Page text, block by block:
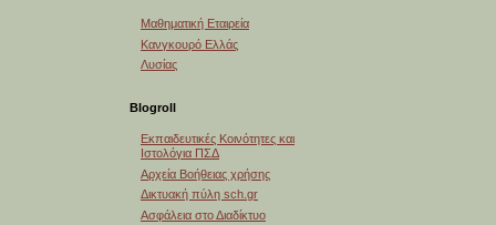
Μαθηματική Εταιρεία
Κανγκουρό Ελλάς
Λυσίας
Blogroll
Εκπαιδευτικές Κοινότητες και
Ιστολόγια ΠΣΔ
Αρχεία Βοήθειας χρήσης
Δικτυακή πύλη sch.gr
Ασφάλεια στο Διαδίκτυο